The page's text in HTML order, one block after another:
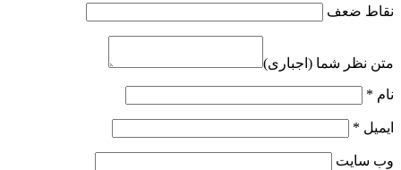
نقاط ضعف
متن نظر شما (اجباری)
نام *
ایمیل *
وب‌ سایت